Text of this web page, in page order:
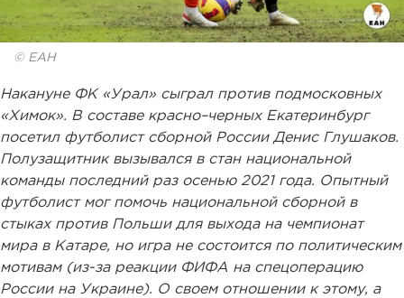
© ЕАН
Накануне ФК «Урал» сыграл против подмосковных
«Химок». В составе красно–черных Екатеринбург
посетил футболист сборной России Денис Глушаков.
Полузащитник вызывался в стан национальной
команды последний раз осенью 2021 года. Опытный
футболист мог помочь национальной сборной в
стыках против Польши для выхода на чемпионат
мира в Катаре, но игра не состоится по политическим
мотивам (из-за реакции ФИФА на спецоперацию
России на Украине). О своем отношении к этому, а